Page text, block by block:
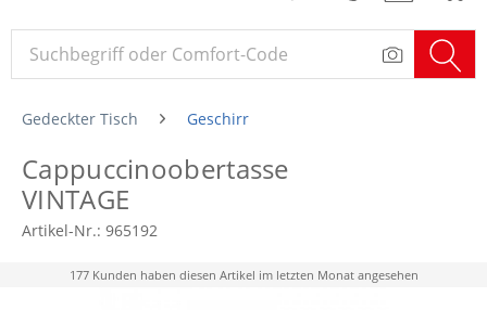
Gedeckter Tisch Geschirr
Cappuccinoobertasse
VINTAGE
Artikel-Nr.: 965192
177 Kunden haben diesen Artikel im letzten Monat angesehen